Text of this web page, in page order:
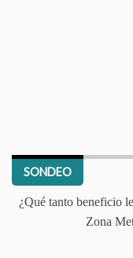
SONDEO
¿Qué tanto beneficio
Zona